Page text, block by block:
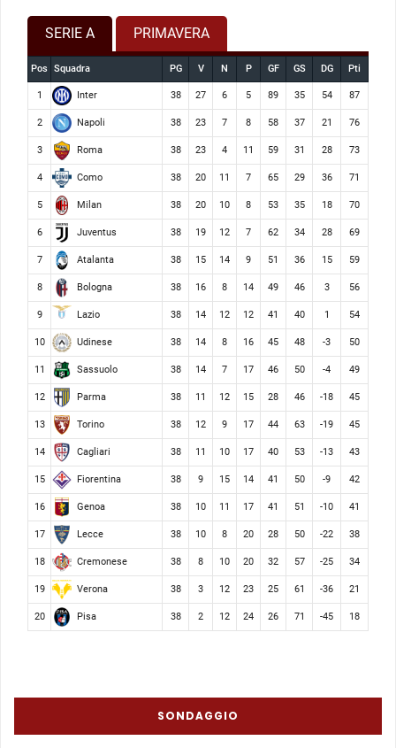
SERIE A PRIMAVERA
Pos Squadra PG V N P GF GS DG Pti
1 Inter 38 27 6 5 89 35 54 87
2 Napoli 38 23 7 8 58 37 21 76
3 Roma 38 23 4 11 59 31 28 73
4 Como 38 20 11 7 65 29 36 71
5 Milan 38 20 10 8 53 35 18 70
6 Juventus 38 19 12 7 62 34 28 69
7 Atalanta 38 15 14 9 51 36 15 59
8 Bologna 38 16 8 14 49 46 3 56
9 Lazio 38 14 12 12 41 40 1 54
10 Udinese 38 14 8 16 45 48 -3 50
11 Sassuolo 38 14 7 17 46 50 -4 49
12 Parma 38 11 12 15 28 46 -18 45
13 Torino 38 12 9 17 44 63 -19 45
14 Cagliari 38 11 10 17 40 53 -13 43
15 Fiorentina 38 9 15 14 41 50 -9 42
16 Genoa 38 10 11 17 41 51 -10 41
17 Lecce 38 10 8 20 28 50 -22 38
18 Cremonese 38 8 10 20 32 57 -25 34
19 Verona 38 3 12 23 25 61 -36 21
20 Pisa 38 2 12 24 26 71 -45 18
SONDAGGIO